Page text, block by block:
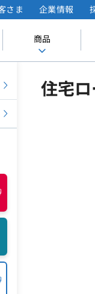
商品
さま 企業情報
住宅